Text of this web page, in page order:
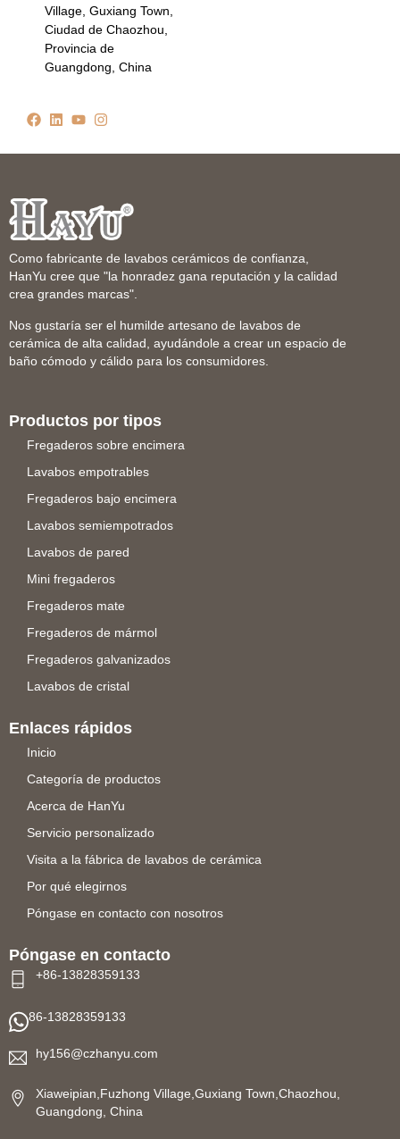
Village, Guxiang Town,
Ciudad de Chaozhou,
Provincia de
Guangdong, China
Como fabricante de lavabos cerámicos de confianza,
HanYu cree que "la honradez gana reputación y la calidad
crea grandes marcas".
Nos gustaría ser el humilde artesano de lavabos de
cerámica de alta calidad, ayudándole a crear un espacio de
baño cómodo y cálido para los consumidores.
Productos por tipos
Fregaderos sobre encimera
Lavabos empotrables
Fregaderos bajo encimera
Lavabos semiempotrados
Lavabos de pared
Mini fregaderos
Fregaderos mate
Fregaderos de mármol
Fregaderos galvanizados
Lavabos de cristal
Enlaces rápidos
Inicio
Categoría de productos
Acerca de HanYu
Servicio personalizado
Visita a la fábrica de lavabos de cerámica
Por qué elegirnos
Póngase en contacto con nosotros
Póngase en contacto
+86-13828359133
86-13828359133
hy156@czhanyu.com
Xiaweipian,Fuzhong Village,Guxiang Town,Chaozhou,
Guangdong, China